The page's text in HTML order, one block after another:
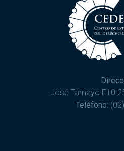
José Tamayo E10
Teléfono: